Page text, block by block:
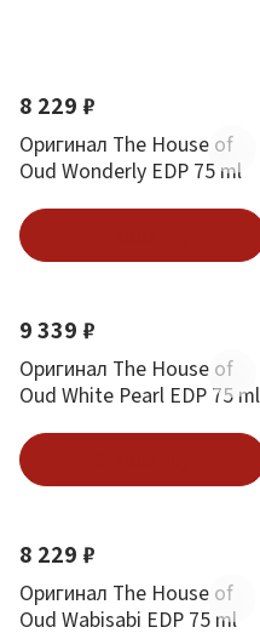
8 229 ₽
Оригинал The House of
Oud Wonderly EDP 75 ml
9 339 ₽
Оригинал The House of
Oud White Pearl EDP 75 ml
8 229 ₽
Оригинал The House of
Oud Wabisabi EDP 75 ml